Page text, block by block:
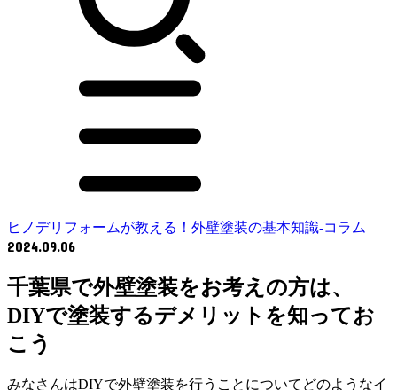
ヒノデリフォームが教える！外壁塗装の基本知識‐コラム
2024.09.06
千葉県で外壁塗装をお考えの方は、
DIYで塗装するデメリットを知ってお
こう
みなさんはDIYで外壁塗装を行うことについてどのようなイ